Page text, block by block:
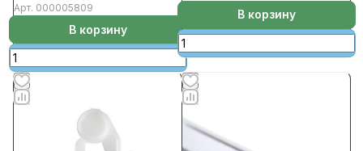
Арт. 000005809
В корзину
В корзину